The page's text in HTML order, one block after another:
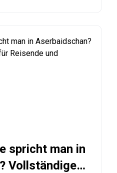
nach
spricht man in
Vollständige